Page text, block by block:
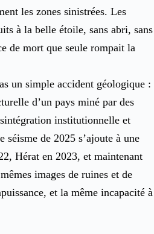
les zones sinistrées. Les
à la belle étoile, sans abri, sans
de mort que seule rompait la
un simple accident géologique :
d’un pays miné par des
institutionnelle et
séisme de 2025 s’ajoute à une
Hérat en 2023, et maintenant
images de ruines et de
et la même incapacité à